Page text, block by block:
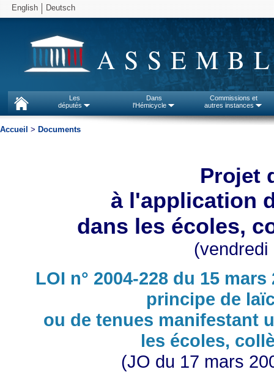
English Deutsch
Les
députés
Dans
l'Hémicycle
Commissions et
autres instances
Accueil > Documents
Projet
à l'application
dans les écoles,
(vendredi
LOI n° 2004-228 du 15
principe de
ou de tenues manifestant
les écoles,
(JO du 17 mars